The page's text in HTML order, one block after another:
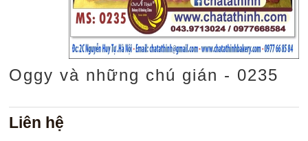
Oggy và những chú gián - 0235
Liên hệ